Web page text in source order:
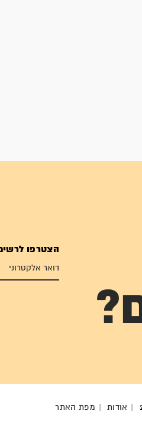
הצטרפו
אודות מפת האתר